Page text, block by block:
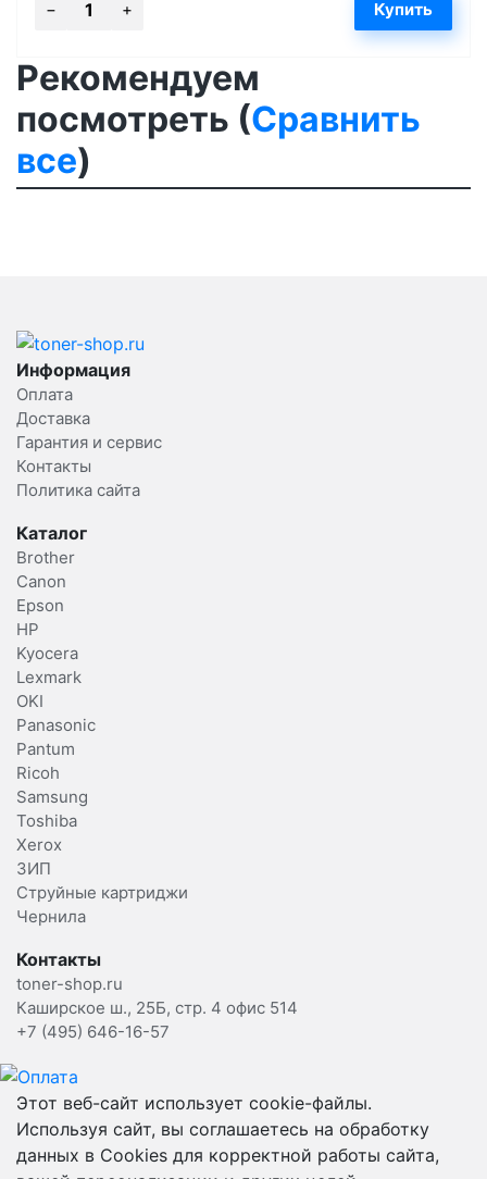
Рекомендуем
посмотреть (Сравнить
все)
Информация
Оплата
Доставка
Гарантия и сервис
Контакты
Политика сайта
Каталог
Brother
Canon
Epson
HP
Kyocera
Lexmark
OKI
Panasonic
Pantum
Ricoh
Samsung
Toshiba
Xerox
ЗИП
Струйные картриджи
Чернила
Контакты
toner-shop.ru
Каширское ш., 25Б, стр. 4 офис 514
+7 (495) 646-16-57
Этот веб-сайт использует cookie-файлы.
Используя сайт, вы соглашаетесь на обработку
данных в Cookies для корректной работы сайта,